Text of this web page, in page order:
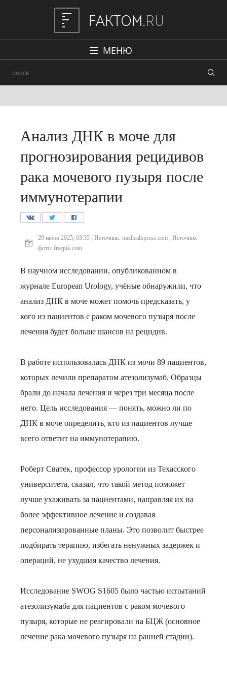
МЕНЮ
Анализ ДНК в моче для
прогнозирования рецидивов
рака мочевого пузыря после
иммунотерапии
29 июня 2025, 03:35 , Источник: medicalxpress.com , Источник
фото: freepik.com
В научном исследовании, опубликованном в
журнале European Urology, учёные обнаружили, что
анализ ДНК в моче может помочь предсказать, у
кого из пациентов с раком мочевого пузыря после
лечения будет больше шансов на рецидив.
В работе использовалась ДНК из мочи 89 пациентов,
которых лечили препаратом атезолизумаб. Образцы
брали до начала лечения и через три месяца после
него. Цель исследования — понять, можно ли по
ДНК в моче определить, кто из пациентов лучше
всего ответит на иммунотерапию.
Роберт Сватек, профессор урологии из Техасского
университета, сказал, что такой метод поможет
лучше ухаживать за пациентами, направляя их на
более эффективное лечение и создавая
персонализированные планы. Это позволит быстрее
подбирать терапию, избегать ненужных задержек и
операций, не ухудшая качество лечения.
Исследование SWOG S1605 было частью испытаний
атезолизумаба для пациентов с раком мочевого
пузыря, которые не реагировали на БЦЖ (основное
лечение рака мочевого пузыря на ранней стадии).